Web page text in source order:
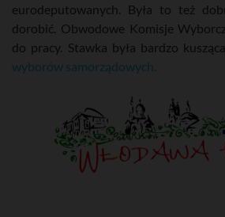
eurodeputowanych. Była to też
dorobić. Obwodowe Komisje
do pracy. Stawka była bardzo kusząca,
wyborów samorządowych.